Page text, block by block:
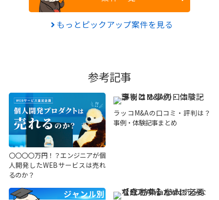
もっとピックアップ案件を見る
参考記事
〇〇〇〇万円！？エンジニアが個
人開発したWEBサービスは売れ
るのか？
ラッコM&Aの口コミ・評判は？
事例・体験記事まとめ